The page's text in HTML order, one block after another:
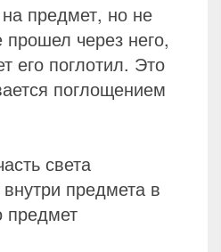
предмет, но не
прошел через него,
его поглотил. Это
поглощением
света
предмета в
предмет